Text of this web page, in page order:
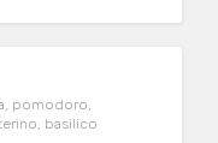
pomodoro,
basilico